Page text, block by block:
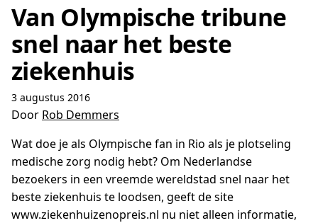
Van Olympische tribune
snel naar het beste
ziekenhuis
3 augustus 2016
Door Rob Demmers
Wat doe je als Olympische fan in Rio als je plotseling
medische zorg nodig hebt? Om Nederlandse
bezoekers in een vreemde wereldstad snel naar het
beste ziekenhuis te loodsen, geeft de site
www.ziekenhuizenopreis.nl nu niet alleen informatie,